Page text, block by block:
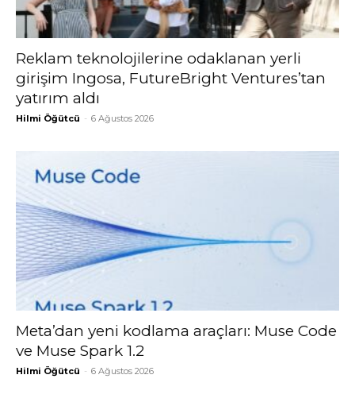
Reklam teknolojilerine odaklanan yerli
girişim Ingosa, FutureBright Ventures’tan
yatırım aldı
Hilmi Öğütcü - 6 Ağustos 2026
Meta’dan yeni kodlama araçları: Muse Code
ve Muse Spark 1.2
Hilmi Öğütcü - 6 Ağustos 2026